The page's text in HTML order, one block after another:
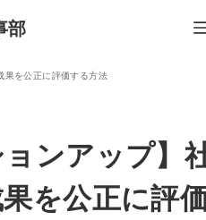
部
果を公正に評価する方法
ョンアップ】
を公正に評